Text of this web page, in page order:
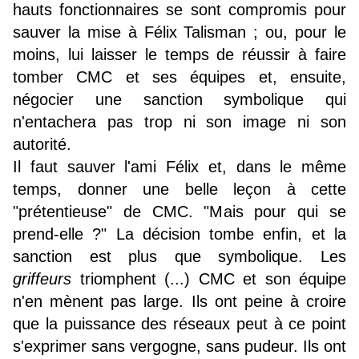
hauts fonctionnaires se sont compromis pour
sauver la mise à Félix Talisman ; ou, pour le
moins, lui laisser le temps de réussir à faire
tomber CMC et ses équipes et, ensuite,
négocier une sanction symbolique qui
n'entachera pas trop ni son image ni son
autorité.
Il faut sauver l'ami Félix et, dans le même
temps, donner une belle leçon à cette
"prétentieuse" de CMC. "Mais pour qui se
prend-elle ?" La décision tombe enfin, et la
sanction est plus que symbolique. Les
griffeurs triomphent (...) CMC et son équipe
n'en mènent pas large. Ils ont peine à croire
que la puissance des réseaux peut à ce point
s'exprimer sans vergogne, sans pudeur. Ils ont